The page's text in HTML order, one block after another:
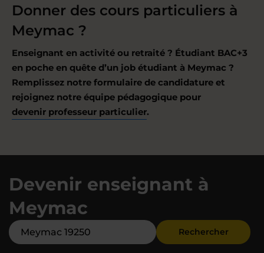
Donner des cours particuliers à
Meymac ?
Enseignant en activité ou retraité ? Étudiant BAC+3
en poche en quête d’un job étudiant à Meymac ?
Remplissez notre formulaire de candidature et
rejoignez notre équipe pédagogique pour
devenir professeur particulier.
Devenir enseignant à
Meymac
Rechercher